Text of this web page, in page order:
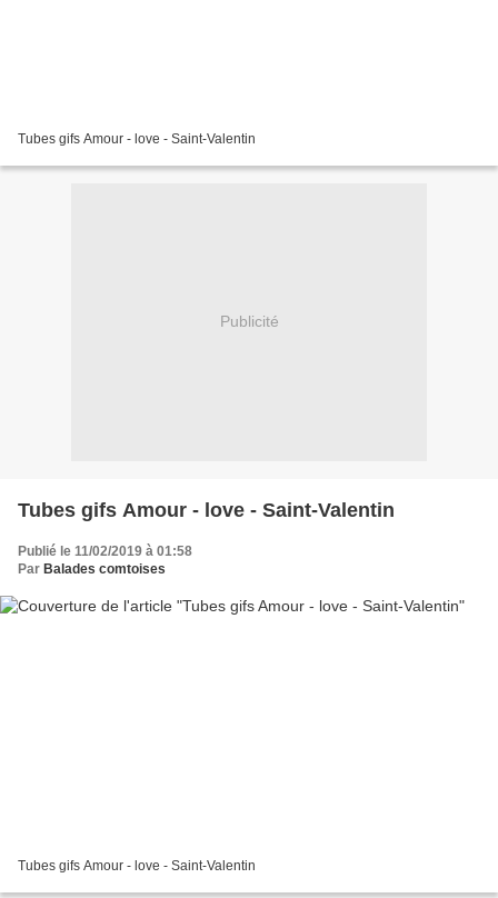
Tubes gifs Amour - love - Saint-Valentin
Publicité
Tubes gifs Amour - love - Saint-Valentin
Publié le 11/02/2019 à 01:58
Par Balades comtoises
Tubes gifs Amour - love - Saint-Valentin